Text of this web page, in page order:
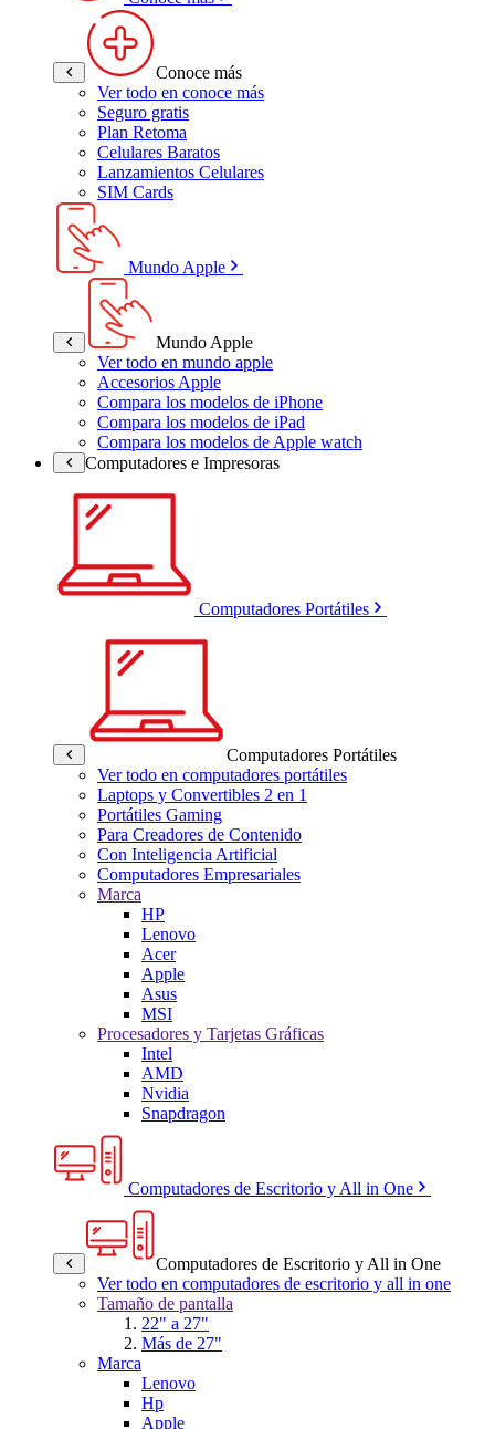
Conoce más
Ver todo en conoce más
Seguro gratis
Plan Retoma
Celulares Baratos
Lanzamientos Celulares
SIM Cards
Mundo Apple
Mundo Apple
Ver todo en mundo apple
Accesorios Apple
Compara los modelos de iPhone
Compara los modelos de iPad
Compara los modelos de Apple watch
Computadores e Impresoras
Computadores Portátiles
Computadores Portátiles
Ver todo en computadores portátiles
Laptops y Convertibles 2 en 1
Portátiles Gaming
Para Creadores de Contenido
Con Inteligencia Artificial
Computadores Empresariales
Marca
HP
Lenovo
Acer
Apple
Asus
MSI
Procesadores y Tarjetas Gráficas
Intel
AMD
Nvidia
Snapdragon
Computadores de Escritorio y All in One
Computadores de Escritorio y All in One
Ver todo en computadores de escritorio y all in one
Tamaño de pantalla
22" a 27"
Más de 27"
Marca
Lenovo
Hp
Apple